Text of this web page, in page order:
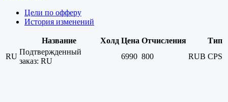
Цели по офферу
История изменений
Название Холд Цена Отчисления
Тип
RU
Подтвержденный
заказ: RU
6990 800 RUB CPS